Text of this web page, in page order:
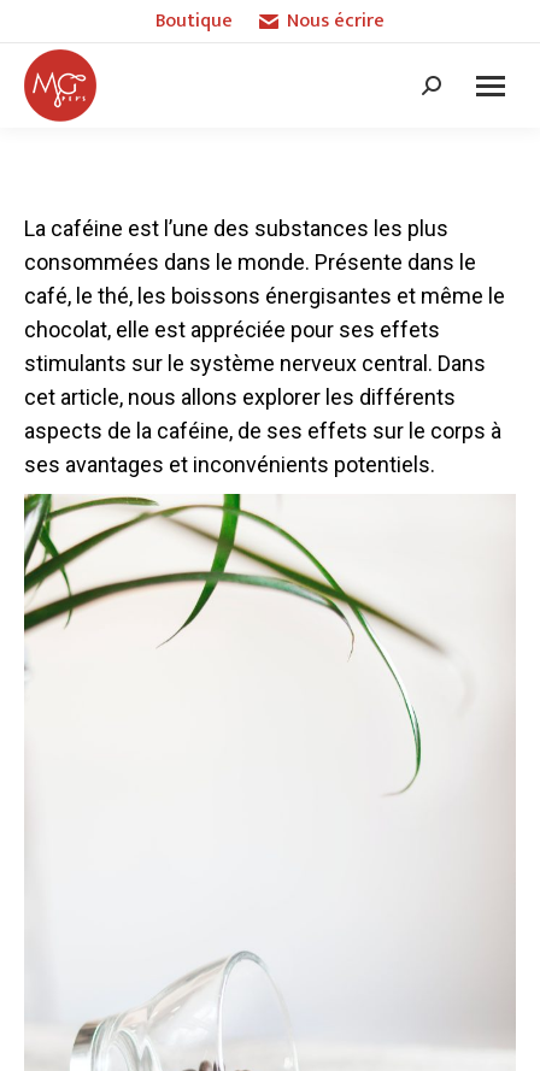
Boutique Nous écrire
Recherche
La caféine est l’une des substances les plus
consommées dans le monde. Présente dans le
café, le thé, les boissons énergisantes et même le
chocolat, elle est appréciée pour ses effets
stimulants sur le système nerveux central. Dans
cet article, nous allons explorer les différents
aspects de la caféine, de ses effets sur le corps à
ses avantages et inconvénients potentiels.